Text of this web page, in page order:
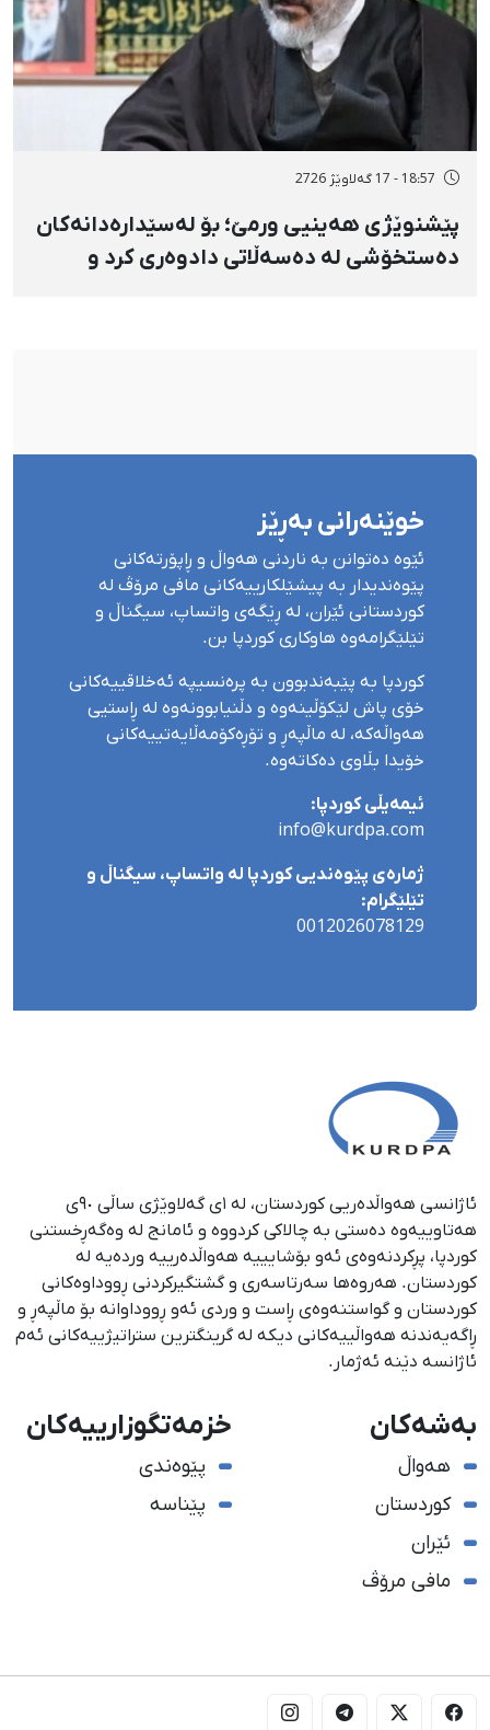
18:57 - 17 گەلاوێژ 2726
پێشنوێژی هەینیی ورمێ؛ بۆ لەسێدارەدانەکان
دەستخۆشی لە دەسەڵاتی دادوەری کرد و
خوێنەرانی بەڕێز
ئێوە دەتوانن بە ناردنی هەواڵ و ڕاپۆرتەکانی
پێوەندیدار بە پیشێلکارییەکانی مافی مرۆڤ لە
کوردستانی ئێران، لە ڕێگەی واتساپ، سیگناڵ و
تێلێگرامەوە هاوکاری کوردپا بن.
کوردپا بە پێبەندبوون بە پرەنسیپە ئەخلاقییەکانی
خۆی پاش لێکۆڵینەوە و دڵنیابوونەوە لە ڕاستیی
هەواڵەکە، لە ماڵپەڕ و تۆڕەکۆمەڵایەتییەکانی
خۆیدا بڵاوی دەکاتەوە.
ئیمەیڵی کوردپا:
info@kurdpa.com
ژمارەی پێوەندیی کوردپا لە واتساپ، سیگناڵ و
تێلێگرام:
0012026078129
ئاژانسی هەواڵدەریی کوردستان، لە ١ی گەلاوێژی ساڵی ٩٠ی
هەتاوییەوە دەستی بە چالاکی کردووە و ئامانج لە وەگەڕخستنی
كوردپا، پڕكردنەوەی ئەو بۆشایییە هەواڵدەرییە وردەیە لە
كوردستان. هەروەها سەرتاسەری و گشتگیركردنی ڕووداوەكانی
كوردستان و گواستنەوەی ڕاست و وردی ئەو ڕووداوانە بۆ ماڵپەڕ و
ڕاگەیەندنە هەواڵییەكانی دیكە لە گرینگترین ستراتیژییەكانی ئەم
ئاژانسە دێنە ئەژمار.
بەشەکان
هەواڵ
کوردستان
ئێران
مافی مرۆڤ
خزمەتگوزارییەکان
پێوەندی
پێناسە